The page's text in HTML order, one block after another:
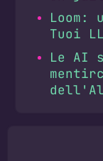
Loom:
Tuoi
Le AI